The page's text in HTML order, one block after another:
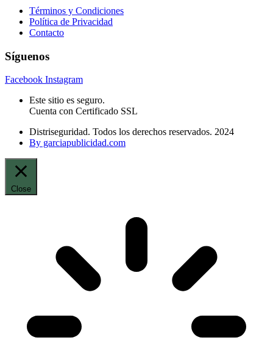
Términos y Condiciones
Política de Privacidad
Contacto
Síguenos
Facebook Instagram
Este sitio es seguro.
Cuenta con Certificado SSL
Distriseguridad. Todos los derechos reservados. 2024
By garciapublicidad.com
Close